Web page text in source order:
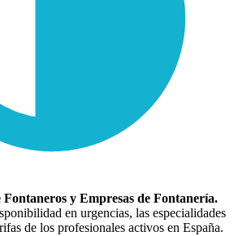
y Empresas de Fontanería.
en urgencias, las especialidades
de los profesionales activos en España.